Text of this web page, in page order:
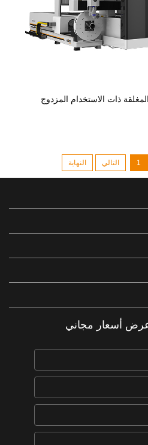
ذات الاستخدام المزدوج
1 التالي النهاية
أسعار مجاني